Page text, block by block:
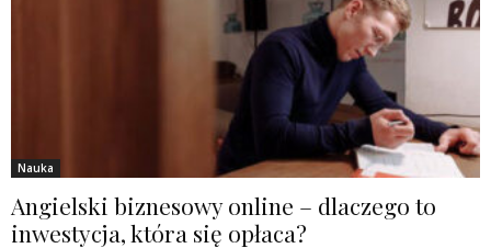
Nauka
Angielski biznesowy online – dlaczego to
inwestycja, która się opłaca?